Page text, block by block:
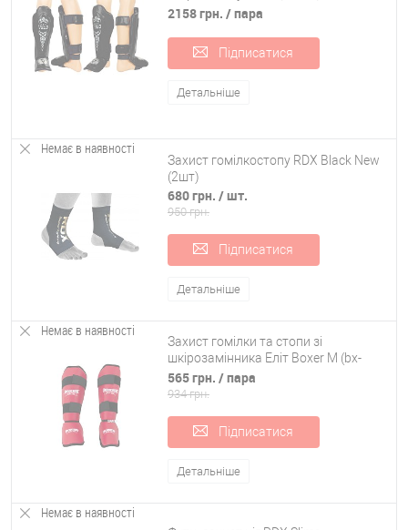
Кікбоксинг VELO ULI-7023-B
2158 грн. / пара
Підписатися
Детальніше
Немає в наявності
Захист гомілкостопу RDX Black New
(2шт)
680 грн. / шт.
950 грн.
Підписатися
Детальніше
Немає в наявності
Захист гомілки та стопи зі
шкірозамінника Еліт Boxer M (bx-
0046)
565 грн. / пара
934 грн.
Підписатися
Детальніше
Немає в наявності